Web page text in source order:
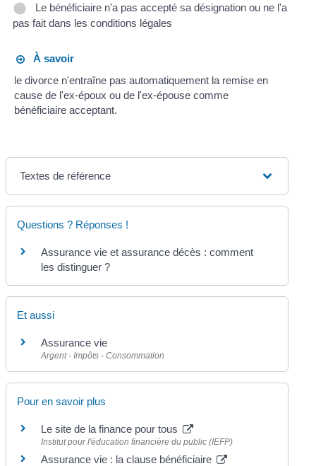
Le bénéficiaire n'a pas accepté sa désignation ou ne l'a
pas fait dans les conditions légales
À savoir
le divorce n'entraîne pas automatiquement la remise en
cause de l'ex-époux ou de l'ex-épouse comme
bénéficiaire acceptant.
Textes de référence
Questions ? Réponses !
Assurance vie et assurance décès : comment
les distinguer ?
Et aussi
Assurance vie
Argent - Impôts - Consommation
Pour en savoir plus
Le site de la finance pour tous
Institut pour l'éducation financière du public (IEFP)
Assurance vie : la clause bénéficiaire